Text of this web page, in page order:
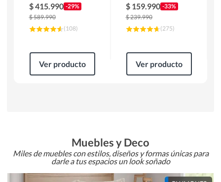
MAS430B
$415.990 -29%
$589.990
(108)
Ver producto
MD100A100/W2
$ 159.990 -33%
$239.990
(275)
Ver producto
Muebles y Deco
Miles de muebles con estilos, diseños y formas únicas para
darle a tus espacios un look soñado